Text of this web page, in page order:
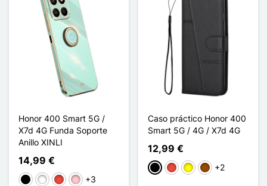
Honor 400 Smart 5G /
X7d 4G Funda Soporte
Anillo XINLI
14,99 €
NegroBlancoRojoRosa+3
Caso práctico Honor 400
Smart 5G / 4G / X7d 4G
12,99 €
NegroRojoAmarilloMarrón
+2